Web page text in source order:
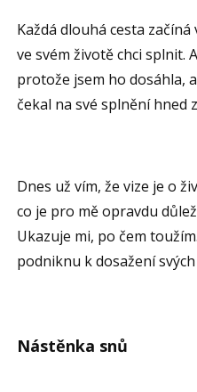
Každá dlouhá cesta začíná
ve svém životě chci splnit.
protože jsem ho dosáhla,
čekal na své splnění hned
Dnes už vím, že vize je o
co je pro mě opravdu
Ukazuje mi, po čem
podniknu k dosažení svých
Nástěnka snů